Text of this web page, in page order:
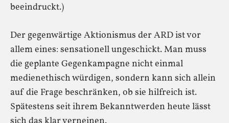
beeindruckt.)
Der gegenwärtige Aktionismus der ARD ist vor
allem eines: sensationell ungeschickt. Man muss
die geplante Gegenkampagne nicht einmal
medienethisch würdigen, sondern kann sich allein
auf die Frage beschränken, ob sie hilfreich ist.
Spätestens seit ihrem Bekanntwerden heute lässt